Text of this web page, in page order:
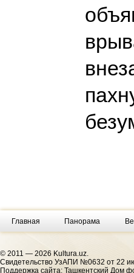
Главная Панорама
© 2011 — 2026 Kultura.uz.
Cвидетельство УзАПИ №0632 от 22
Поддержка сайта: Ташкентский Дом